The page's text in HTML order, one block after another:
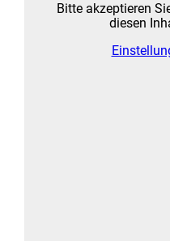
Bitte akzeptieren
diesen